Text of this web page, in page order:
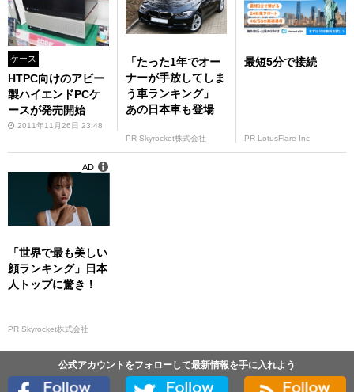
ケース
HTPC向けのアビー
製ハイエンドPCケ
ースが発売開始
2011年11月26日 23:48
「たった1年でオー
ナーが手放してしま
う車ランキング」
あの日本車も登場
PR Skyrocket株式会社
最短5分で接続
PR LotusFlare Inc
「世界で最も美しい
顔ランキング」日本
人トップに驚き！
PR Skyrocket株式会社
AD
公式アカウントをフォローして最新情報を手に入れよう